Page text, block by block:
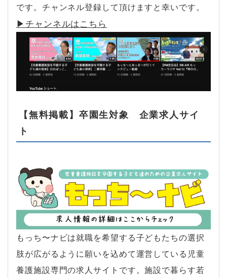
です。チャンネル登録して頂けますと幸いです。
▶︎チャンネルはこちら
【無料掲載】卒園生対象 企業求人サイ
ト
もっち〜ナビは就職を希望する子どもたちの選択
肢が広がるように願いを込めて運営している児童
養護施設専門の求人サイトです。施設で暮らす若